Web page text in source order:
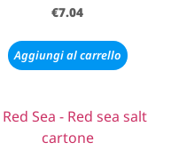
€7.04
Aggiungi al carrello